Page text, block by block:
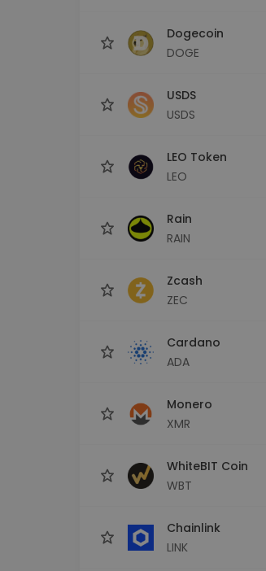
Dogecoin
DOGE
USDS
USDS
LEO Token
LEO
Rain
RAIN
Zcash
ZEC
Cardano
ADA
Monero
XMR
WhiteBIT Coin
WBT
Chainlink
LINK